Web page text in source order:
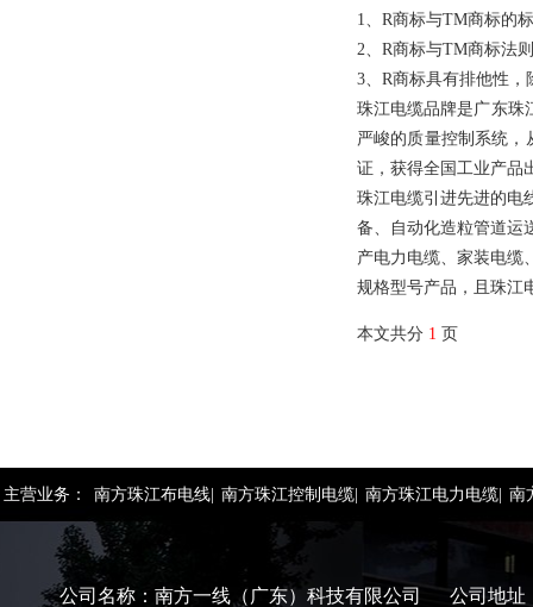
1、R商标与TM商标的
2、R商标与TM商标法
3、R商标具有排他性
珠江电缆品牌是广东珠
严峻的质量控制系统，
证，获得全国工业产品
珠江电缆引进先进的电
备、自动化造粒管道运
产电力电缆、家装电缆
规格型号产品，且珠江
本文共分 1 页
主营业务： 南方珠江布电线| 南方珠江控制电缆| 南方珠江电力电缆| 南
公司名称：南方一线（广东）科技有限公司 公司地址